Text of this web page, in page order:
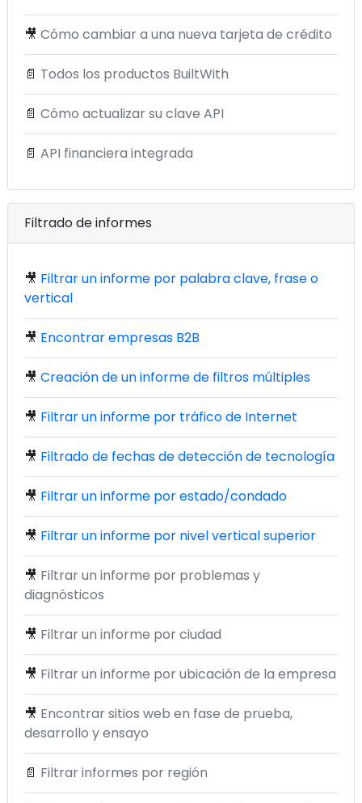
🎥 Cómo cambiar a una nueva tarjeta de crédito
📄 Todos los productos BuiltWith
📄 Cómo actualizar su clave API
📄 API financiera integrada
Filtrado de informes
🎥 Filtrar un informe por palabra clave, frase o
vertical
🎥 Encontrar empresas B2B
🎥 Creación de un informe de filtros múltiples
🎥 Filtrar un informe por tráfico de Internet
🎥 Filtrado de fechas de detección de tecnología
🎥 Filtrar un informe por estado/condado
🎥 Filtrar un informe por nivel vertical superior
🎥 Filtrar un informe por problemas y
diagnósticos
🎥 Filtrar un informe por ciudad
🎥 Filtrar un informe por ubicación de la empresa
🎥 Encontrar sitios web en fase de prueba,
desarrollo y ensayo
📄 Filtrar informes por región